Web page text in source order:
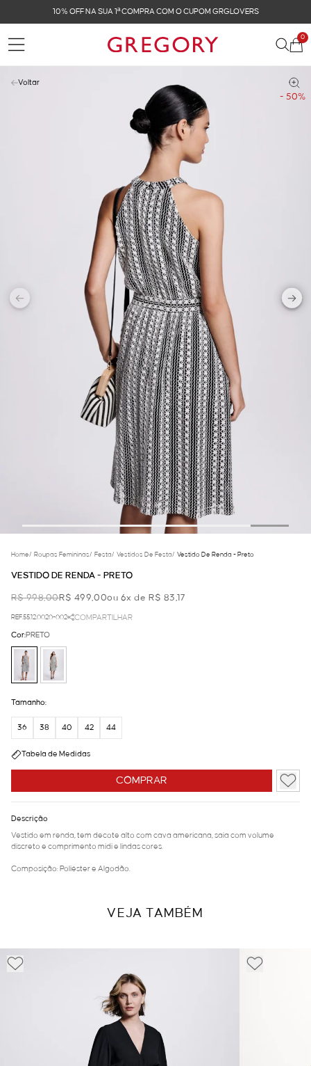
GRGLOVERS FRETE GRÁTIS NAS COMPRAS
0
- 50%
Voltar
Home/ Roupas Femininas/ Festa/ Vestidos De Festa/ Vestido De Renda - Preto
VESTIDO DE RENDA - PRETO
R$ 998,00R$ 499,00ou 6x de R$ 83,17
REF.55.12.0020-002 COMPARTILHAR
COMPRAR
Cor:PRETO
Tamanho:
36 38 40 42 44
Tabela de Medidas
Descrição
Vestido em renda, tem decote alto com cava americana, saia com volume
discreto e comprimento midi e lindas cores.
Composição: Poliéster e Algodão.
VEJA TAMBÉM